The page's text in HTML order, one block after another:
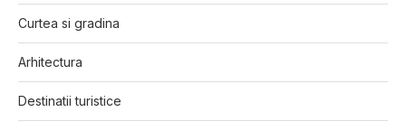
Curtea si gradina
Arhitectura
Destinatii turistice